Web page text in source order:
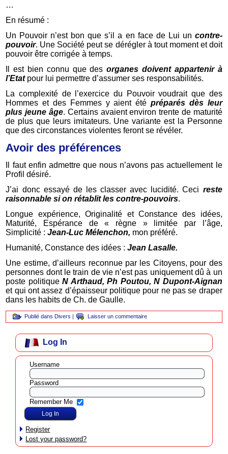
…
En résumé :
Un Pouvoir n’est bon que s’il a en face de Lui un contre-
pouvoir. Une Société peut se dérégler à tout moment et doit
pouvoir être corrigée à temps.
Il est bien connu que desorganes doivent appartenir à
l’Etatpour lui permettre d’assumer ses responsabilités.
La complexité de l’exercice du Pouvoir voudrait que des
Hommes et des Femmes y aient été préparés dès leur
plus jeune âge. Certains avaient environ trente de maturité
de plus que leurs imitateurs. Une variante est la Personne
que des circonstances violentes feront se révéler.
Avoir des préférences
Il faut enfin admettre que nous n’avons pas actuellement le
Profil désiré.
J’ai donc essayé de les classer avec lucidité. Ceci reste
raisonnable si on rétablit les contre-pouvoirs.
Longue expérience, Originalité et Constance des idées,
Maturité, Espérance de « règne » limitée par l’âge,
Simplicité :Jean-Luc Mélenchon, mon préféré.
Humanité, Constance des idées :Jean Lasalle.
Une estime, d’ailleurs reconnue par les Citoyens, pour des
personnes dont le train de vie n’est pas uniquement dû à un
poste politiqueN Arthaud, Ph Poutou, N Dupont-Aignan
et qui ont assez d’épaisseur politique pour ne pas se draper
dans les habits de Ch. de Gaulle.
Publié dans Divers | Laisser un commentaire
Log In
Username
Password
Remember Me
Register
Lost your password?